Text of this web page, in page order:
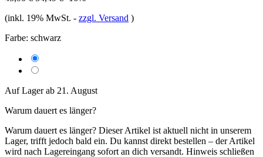
(inkl. 19% MwSt. - zzgl. Versand )
Farbe: schwarz
Auf Lager ab 21. August
Warum dauert es länger?
Warum dauert es länger? Dieser Artikel ist aktuell nicht in unserem
Lager, trifft jedoch bald ein. Du kannst direkt bestellen – der Artikel
wird nach Lagereingang sofort an dich versandt. Hinweis schließen